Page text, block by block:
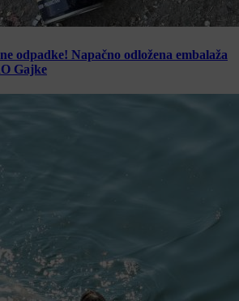
odpadke! Napačno odložena embalaža
Gajke